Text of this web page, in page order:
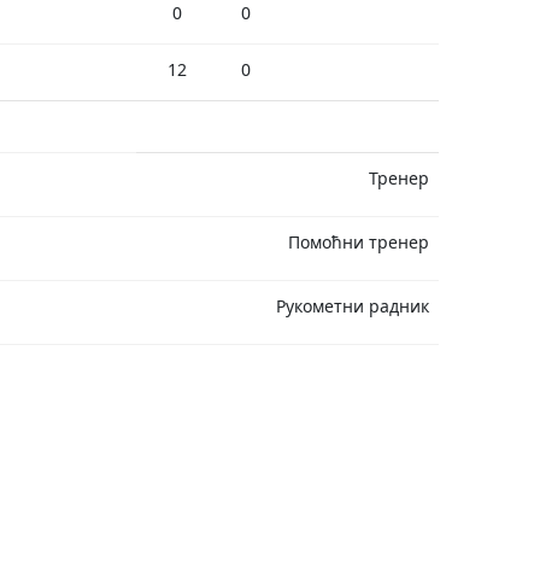
0 0
12 0
Тренер
Помоћни тренер
Рукометни радник